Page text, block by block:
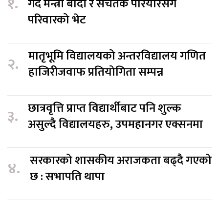
परिवारको भेट
२. मातृभूमि विद्यालयको अन्तरविद्यालय गणित
हाजिरीजवाफ प्रतियोगिता सम्पन्न
३. छात्रवृत्ति प्राप्त विद्यार्थीबाट पनि शुल्क
असुल्दै विद्यालयहरु, उपमहानगर एक्सनमा
४. सरकारको शासकीय अराजकता बढ्दै गएको
छ : सभापति थापा